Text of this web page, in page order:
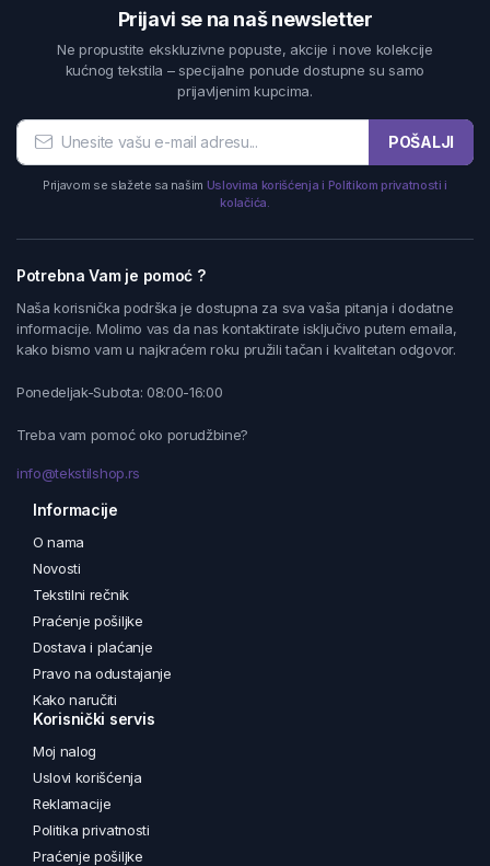
Prijavi se na naš newsletter
Ne propustite ekskluzivne popuste, akcije i nove kolekcije
kućnog tekstila – specijalne ponude dostupne su samo
prijavljenim kupcima.
POŠALJI
Prijavom se slažete sa našim Uslovima korišćenja i Politikom privatnosti i
kolačića.
Potrebna Vam je pomoć ?
Naša korisnička podrška je dostupna za sva vaša pitanja i dodatne
informacije. Molimo vas da nas kontaktirate isključivo putem emaila,
kako bismo vam u najkraćem roku pružili tačan i kvalitetan odgovor.
Ponedeljak-Subota: 08:00-16:00
Treba vam pomoć oko porudžbine?
info@tekstilshop.rs
Informacije
O nama
Novosti
Tekstilni rečnik
Praćenje pošiljke
Dostava i plaćanje
Pravo na odustajanje
Kako naručiti
Korisnički servis
Moj nalog
Uslovi korišćenja
Reklamacije
Politika privatnosti
Praćenje pošiljke